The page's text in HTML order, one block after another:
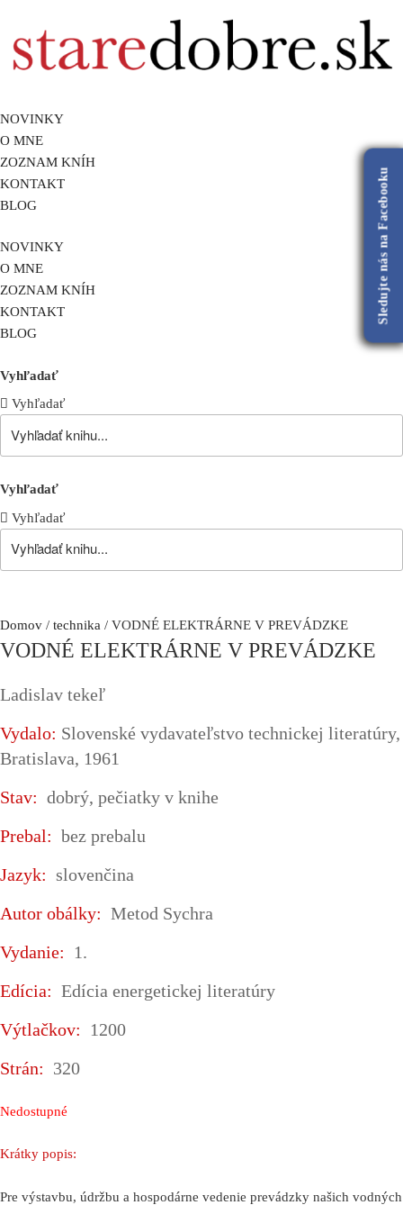
NOVINKY
O MNE
ZOZNAM KNÍH
KONTAKT
BLOG
NOVINKY
O MNE
ZOZNAM KNÍH
KONTAKT
BLOG
Vyhľadať
Vyhľadať
Vyhľadať
Vyhľadať
Domov / technika / VODNÉ ELEKTRÁRNE V PREVÁDZKE
VODNÉ ELEKTRÁRNE V PREVÁDZKE
Ladislav tekeľ
Vydalo: Slovenské vydavateľstvo technickej literatúry,
Bratislava, 1961
Stav: dobrý, pečiatky v knihe
Prebal: bez prebalu
Jazyk: slovenčina
Autor obálky: Metod Sychra
Vydanie: 1.
Edícia: Edícia energetickej literatúry
Výtlačkov: 1200
Strán: 320
Nedostupné
Krátky popis:
Pre výstavbu, údržbu a hospodárne vedenie prevádzky našich vodných
Sledujte nás na Facebooku